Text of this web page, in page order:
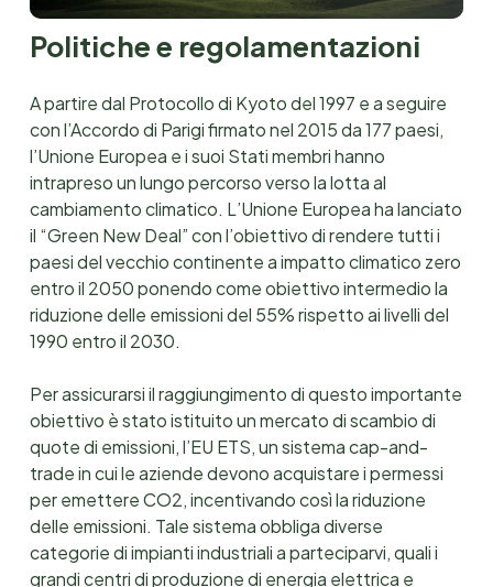
Politiche e regolamentazioni
A partire dal Protocollo di Kyoto del 1997 e a seguire
con l’Accordo di Parigi firmato nel 2015 da 177 paesi,
l’Unione Europea e i suoi Stati membri hanno
intrapreso un lungo percorso verso la lotta al
cambiamento climatico. L’Unione Europea ha lanciato
il “Green New Deal” con l’obiettivo di rendere tutti i
paesi del vecchio continente a impatto climatico zero
entro il 2050 ponendo come obiettivo intermedio la
riduzione delle emissioni del 55% rispetto ai livelli del
1990 entro il 2030.
Per assicurarsi il raggiungimento di questo importante
obiettivo è stato istituito un mercato di scambio di
quote di emissioni, l’EU ETS, un sistema cap-and-
trade in cui le aziende devono acquistare i permessi
per emettere CO2, incentivando così la riduzione
delle emissioni. Tale sistema obbliga diverse
categorie di impianti industriali a parteciparvi, quali i
grandi centri di produzione di energia elettrica e